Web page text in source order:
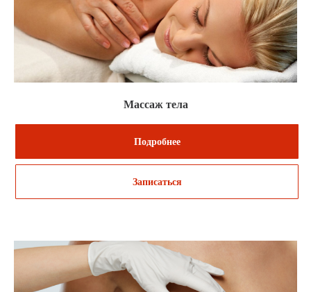
Массаж тела
Подробнее
Записаться